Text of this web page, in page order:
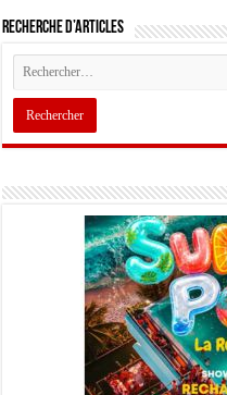
Recherche d’articles